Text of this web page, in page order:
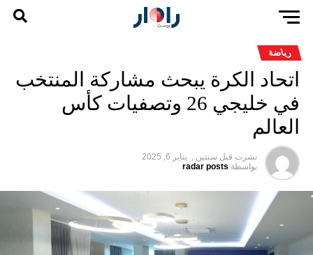
رياضة
اتحاد الكرة يبحث مشاركة المنتخب
في خليجي 26 وتصفيات كأس
العالم
نشرت قبل سنتين , يناير 6, 2025
بواسطة radar posts